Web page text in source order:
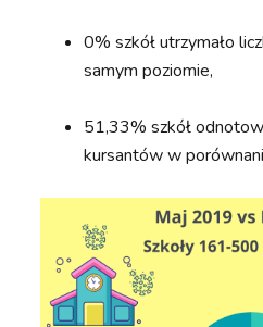
0% szkół utrzymało
samym poziomie,
51,33% szkół
kursantów w